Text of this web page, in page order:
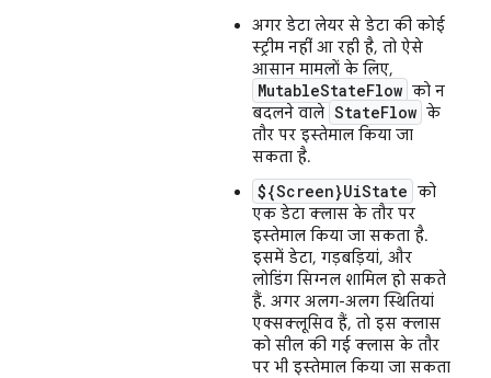
अगर डेटा लेयर से डेटा की कोई
स्ट्रीम नहीं आ रही है, तो ऐसे
आसान मामलों के लिए,
MutableStateFlow को न
बदलने वाले StateFlow के
तौर पर इस्तेमाल किया जा
सकता है.
${Screen}UiState को
एक डेटा क्लास के तौर पर
इस्तेमाल किया जा सकता है.
इसमें डेटा, गड़बड़ियां, और
लोडिंग सिग्नल शामिल हो सकते
हैं. अगर अलग-अलग स्थितियां
एक्सक्लूसिव हैं, तो इस क्लास
को सील की गई क्लास के तौर
पर भी इस्तेमाल किया जा सकता